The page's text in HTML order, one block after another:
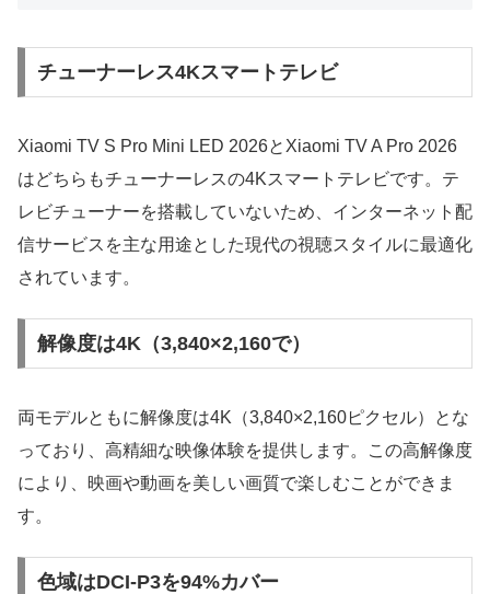
チューナーレス4Kスマートテレビ
Xiaomi TV S Pro Mini LED 2026とXiaomi TV A Pro 2026
はどちらもチューナーレスの4Kスマートテレビです。テ
レビチューナーを搭載していないため、インターネット配
信サービスを主な用途とした現代の視聴スタイルに最適化
されています。
解像度は4K（3,840×2,160で）
両モデルともに解像度は4K（3,840×2,160ピクセル）とな
っており、高精細な映像体験を提供します。この高解像度
により、映画や動画を美しい画質で楽しむことができま
す。
色域はDCI-P3を94%カバー